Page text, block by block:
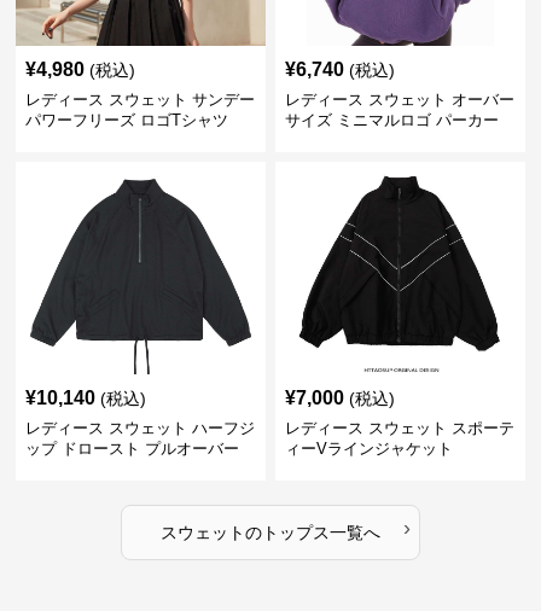
¥4,980 (税込)
レディース スウェット サンデー
パワーフリーズ ロゴTシャツ
¥6,740 (税込)
レディース スウェット オーバー
サイズ ミニマルロゴ パーカー
¥10,140 (税込)
レディース スウェット ハーフジ
ップ ドロースト プルオーバー
¥7,000 (税込)
レディース スウェット スポーテ
ィーVラインジャケット
スウェットのトップス一覧へ ›